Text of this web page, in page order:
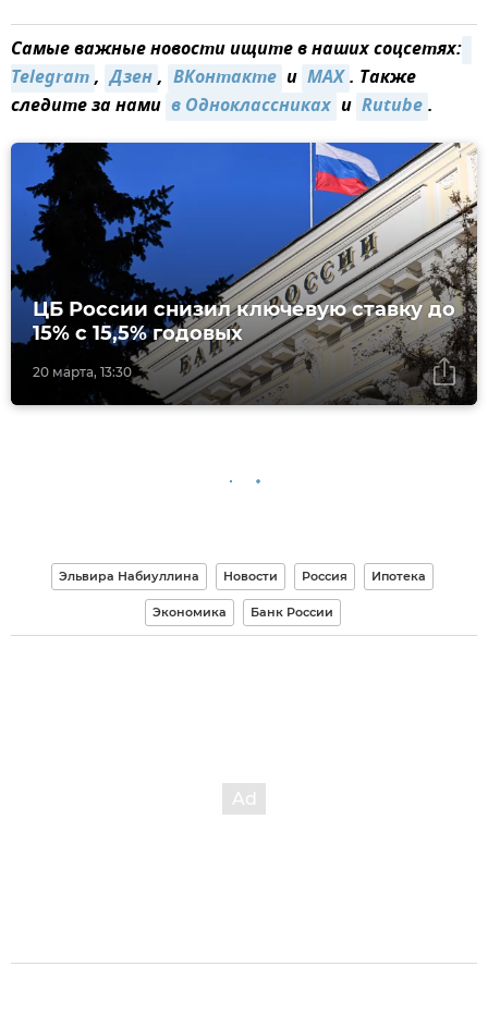
Самые важные новости ищите в наших соцсетях:
Telegram, Дзен, ВКонтакте и MAX. Также
следите за нами в Одноклассниках и Rutube.
20 марта, 13:30
ЦБ России снизил ключевую ставку до
15% с 15,5% годовых
Эльвира Набиуллина Новости Россия Ипотека
Экономика Банк России